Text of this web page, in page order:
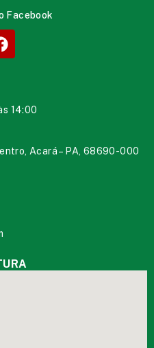
Facebook
14:00
Acará – PA, 68690-000